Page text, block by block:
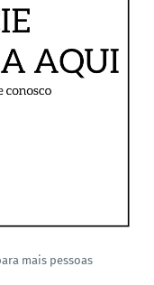
mais pessoas